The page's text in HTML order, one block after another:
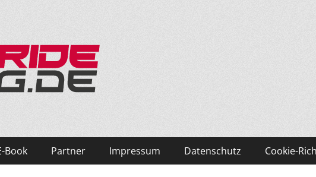
Book Partner Impressum Datenschutz Cookie-